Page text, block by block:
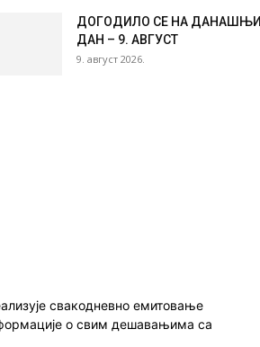
ДОГОДИЛО СЕ НА ДАНАШЊИ
ДАН – 9. АВГУСТ
9. август 2026.
свакодневно емитовање
о свим дешавањима са